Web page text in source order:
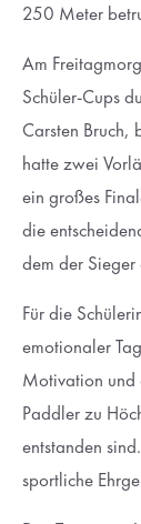
250 Meter
Am
Schüler-Cups
Carsten Bruch,
hatte zwei
ein großes
die
dem der
Für die
emotionaler
Motivation und
Paddler zu
entstanden
sportliche